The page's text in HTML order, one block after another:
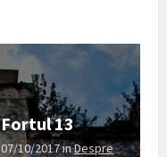
Fortul 13
07/10/2017inDespre